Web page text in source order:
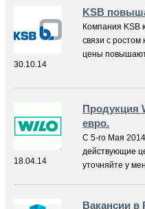
30.10.14
KSB
Компания KSB
связи с ростом
цены
18.04.14
Продукция
евро.
С 5-го Мая
действующие
уточняйте у
Вакансии в